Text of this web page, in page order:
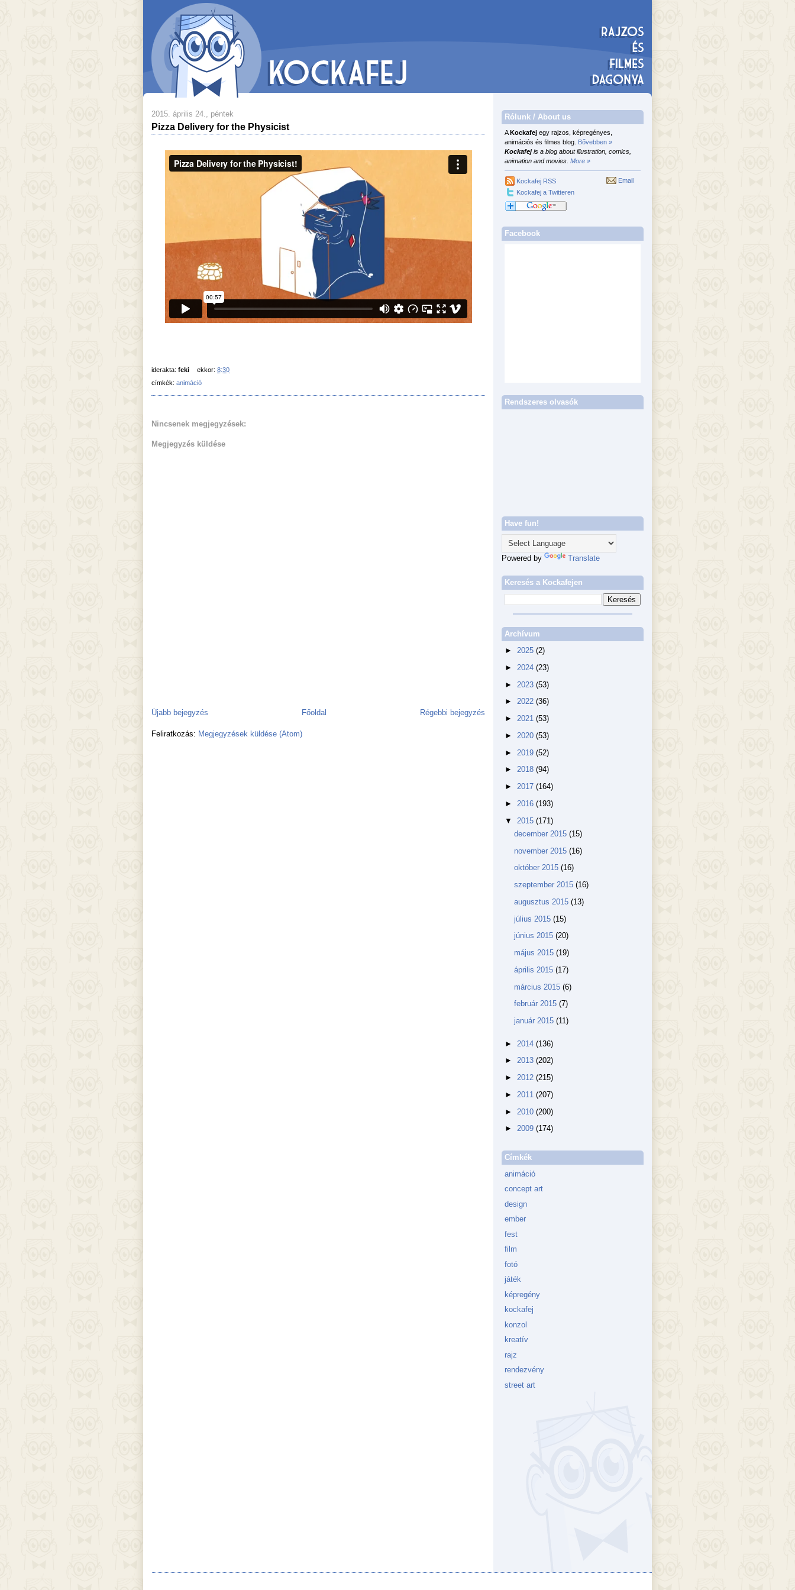
2015. április 24., péntek
Pizza Delivery for the Physicist
iderakta: feki ekkor: 8:30
címkék: animáció
Nincsenek megjegyzések:
Megjegyzés küldése
Újabb bejegyzés Régebbi bejegyzés
Főoldal
Feliratkozás: Megjegyzések küldése (Atom)
Rólunk / About us
AKockafej egy rajzos, képregényes,
animációs és filmes blog. Bővebben »
Kockafejis a blog about illustration, comics,
animation and movies. More »
Kockafej RSS
Kockafej a Twitteren
Email
Facebook
Rendszeres olvasók
Have fun!
Powered by Translate
Keresés a Kockafejen
Archívum
► 2025 (2)
► 2024 (23)
► 2023 (53)
► 2022 (36)
► 2021 (53)
► 2020 (53)
► 2019 (52)
► 2018 (94)
► 2017 (164)
► 2016 (193)
▼ 2015 (171)
december 2015 (15)
november 2015 (16)
október 2015 (16)
szeptember 2015 (16)
augusztus 2015 (13)
július 2015 (15)
június 2015 (20)
május 2015 (19)
április 2015 (17)
március 2015 (6)
február 2015 (7)
január 2015 (11)
► 2014 (136)
► 2013 (202)
► 2012 (215)
► 2011 (207)
► 2010 (200)
► 2009 (174)
Címkék
animáció
concept art
design
ember
fest
film
fotó
játék
képregény
kockafej
konzol
kreatív
rajz
rendezvény
street art